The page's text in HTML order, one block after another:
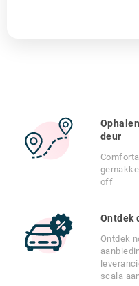
deur
off
Ontdek
Ontdek
scala